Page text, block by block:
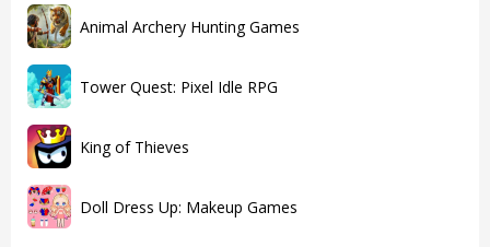
Animal Archery Hunting Games
Tower Quest: Pixel Idle RPG
King of Thieves
Doll Dress Up: Makeup Games